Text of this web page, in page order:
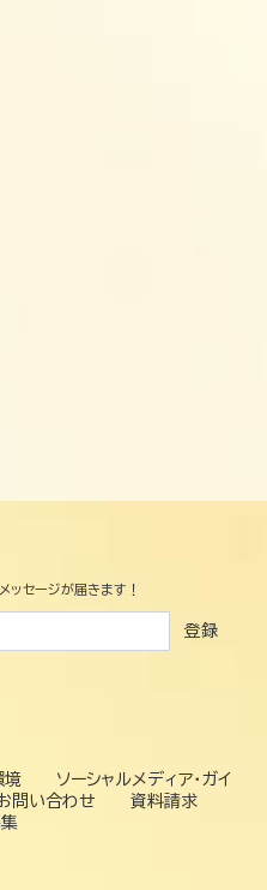
ッセージが届きます！
登録
境
ソーシャルメディア・ガイ
問い合わせ
資料請求